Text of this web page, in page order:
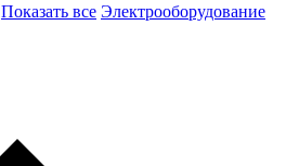
Показать все Электрооборудование